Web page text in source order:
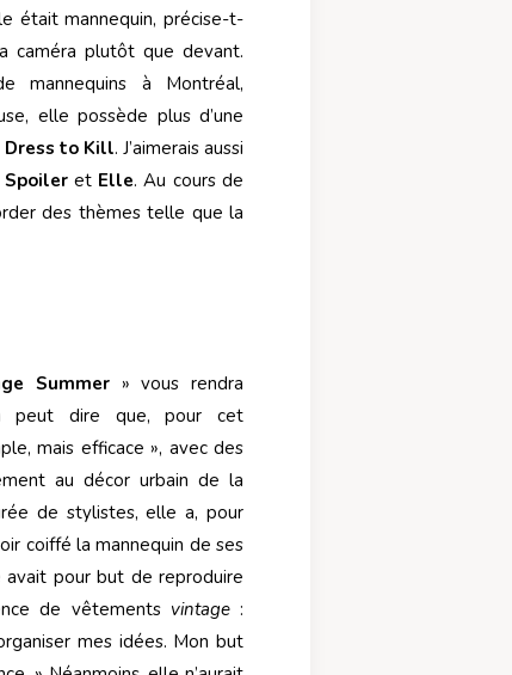
était mannequin, précise-t-
caméra plutôt que devant.
mannequins à Montréal,
elle possède plus d’une
Dress to Kill. J’aimerais aussi
Spoiler et Elle. Au cours de
des thèmes telle que la
Summer» vous rendra
peut dire que, pour cet
mais efficace », avec des
au décor urbain de la
de stylistes, elle a, pour
coiffé la mannequin de ses
pour but de reproduire
de vêtements vintage :
mes idées. Mon but